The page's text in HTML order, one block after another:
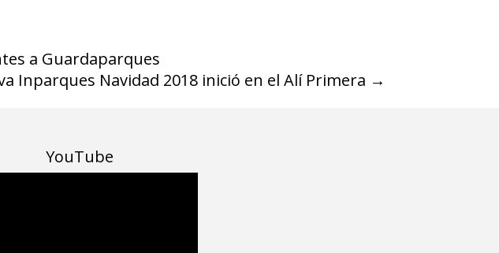
a Guardaparques
Inparques Navidad 2018 inició en el Alí Primera →
YouTube